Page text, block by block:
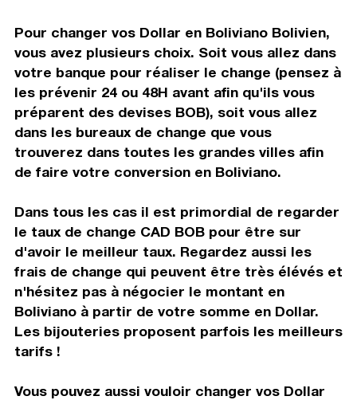
Pour changer vos Dollar en Boliviano Bolivien,
vous avez plusieurs choix. Soit vous allez dans
votre banque pour réaliser le change (pensez à
les prévenir 24 ou 48H avant afin qu'ils vous
préparent des devises BOB), soit vous allez
dans les bureaux de change que vous
trouverez dans toutes les grandes villes afin
de faire votre conversion en Boliviano.
Dans tous les cas il est primordial de regarder
le taux de change CAD BOB pour être sur
d'avoir le meilleur taux. Regardez aussi les
frais de change qui peuvent être très élévés et
n'hésitez pas à négocier le montant en
Boliviano à partir de votre somme en Dollar.
Les bijouteries proposent parfois les meilleurs
tarifs !
Vous pouvez aussi vouloir changer vos Dollar